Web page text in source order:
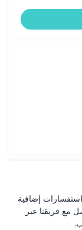
إضافية
مع فريقنا عبر